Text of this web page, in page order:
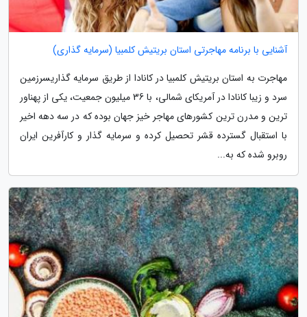
آشنایی با برنامه مهاجرتی استان بریتیش کلمبیا (سرمایه گذاری)
مهاجرت به استان بریتیش کلمبیا در کانادا از طریق سرمایه گذاریسرزمین
سرد و زیبا کانادا در آمریکای شمالی، با 36 میلیون جمعیت، یکی از پهناور
ترین و مدرن ترین کشورهای مهاجر خیز جهان بوده که در سه دهه اخیر
با استقبال گسترده قشر تحصیل کرده و سرمایه گذار و کارآفرین ایران
روبرو شده که به...